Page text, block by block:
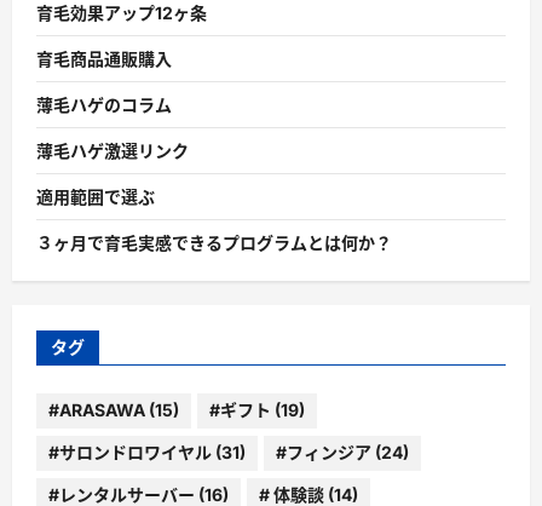
育毛効果アップ12ヶ条
育毛商品通販購入
薄毛ハゲのコラム
薄毛ハゲ激選リンク
適用範囲で選ぶ
３ヶ月で育毛実感できるプログラムとは何か？
タグ
#ARASAWA (15) #ギフト (19)
#サロンドロワイヤル (31) #フィンジア (24)
#レンタルサーバー (16) # 体験談 (14)